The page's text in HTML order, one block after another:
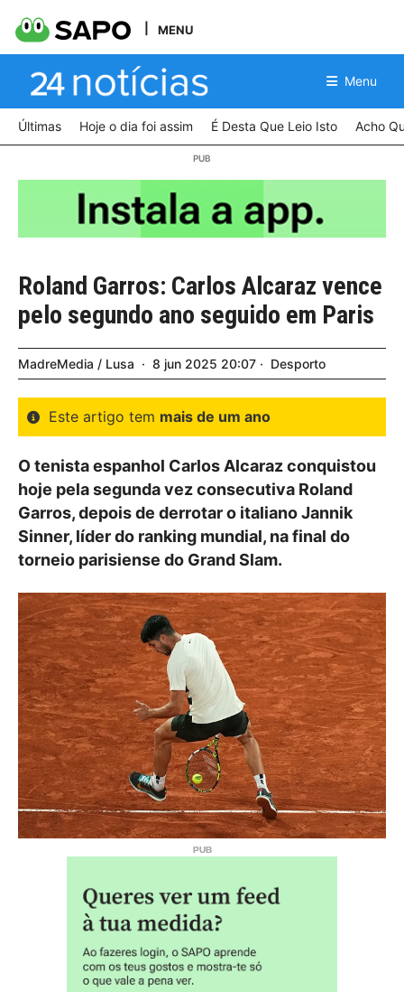
MENU
Menu
Últimas Hoje o dia foi assim É Desta Que Leio Isto Acho
Roland Garros: Carlos Alcaraz vence
pelo segundo ano seguido em Paris
MadreMedia / Lusa 8 jun 2025 20:07 Desporto
Este artigo tem mais de um ano
O tenista espanhol Carlos Alcaraz conquistou
hoje pela segunda vez consecutiva Roland
Garros, depois de derrotar o italiano Jannik
Sinner, líder do ranking mundial, na final do
torneio parisiense do Grand Slam.